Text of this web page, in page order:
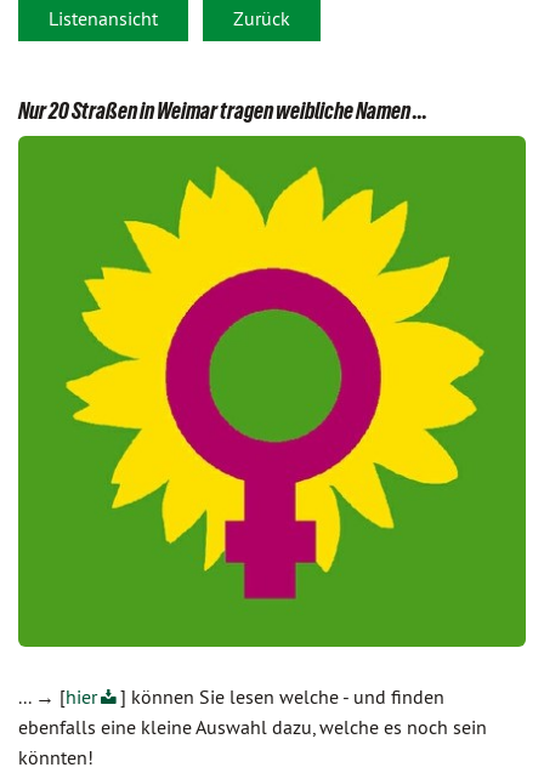
Listenansicht Zurück
Nur 20 Straßen in Weimar tragen weibliche Namen ...
... → [hier
] können Sie lesen welche - und finden
ebenfalls eine kleine Auswahl dazu, welche es noch sein
könnten!